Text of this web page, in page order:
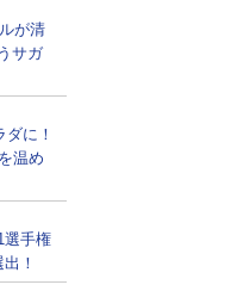
が清
サガ
ダに！
温め
選手権
！